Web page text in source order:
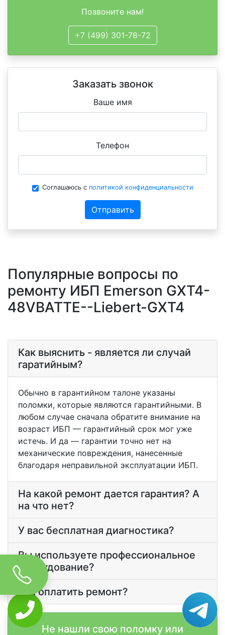
Позвоните нам!
+7 (499) 301-78-72
Заказать звонок
Ваше имя
Телефон
Соглашаюсь с политикой конфиденциальности
Отправить
Популярные вопросы по
ремонту ИБП Emerson GXT4-
48VBATTE--Liebert-GXT4
Как выяснить - является ли случай
гаратийным?
Обычно в гарантийном талоне указаны
поломки, которые являются гарантийными. В
любом случае сначала обратите внимание на
возраст ИБП — гарантийный срок мог уже
истечь. И да — гарантии точно нет на
механические повреждения, нанесенные
благодаря неправильной эксплуатации ИБП.
На какой ремонт дается гарантия? А
на что нет?
У вас бесплатная диагностика?
Вы используете профессиональное
оборудование?
Как оплатить ремонт?
Не нашли свою поломку или